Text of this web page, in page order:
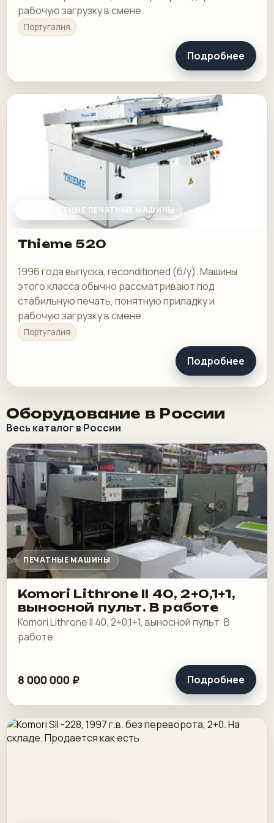
рабочую загрузку в смене.
Португалия
Подробнее
ТРАФАРЕТНЫЕ ПЕЧАТНЫЕ МАШИНЫ
Thieme 520
1996 года выпуска, reconditioned (б/у). Машины
этого класса обычно рассматривают под
стабильную печать, понятную приладку и
рабочую загрузку в смене.
Португалия
Подробнее
Оборудование в России
Весь каталог в России
ПЕЧАТНЫЕ МАШИНЫ
Komori Lithrone II 40, 2+0,1+1,
выносной пульт. В работе
Komori Lithrone II 40, 2+0,1+1, выносной пульт. В
работе.
8 000 000 ₽ Подробнее